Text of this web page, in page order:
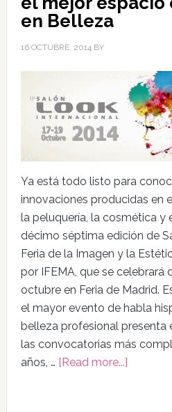
en Belleza
16 OCTUBRE, 2014BY
Ya está todo listo para
innovaciones producidas en
la peluquería, la cosmética y
décimo séptima edición de
Feria de la Imagen y la
por IFEMA, que se celebrará
octubre en Feria de Madrid.
el mayor evento de habla
belleza profesional presenta
las convocatorias más
años, … [Read more...]